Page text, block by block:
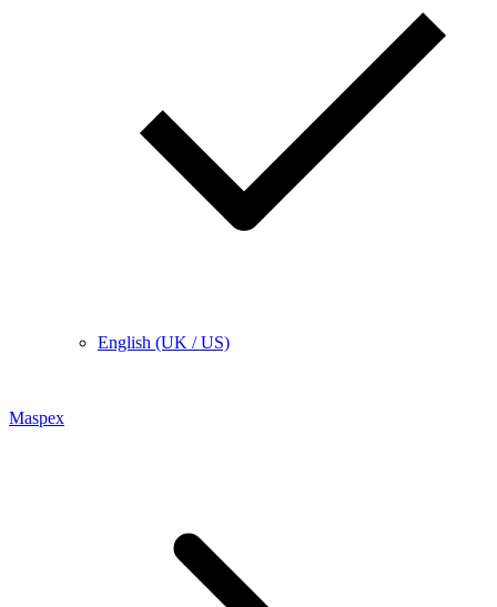
English (UK / US)
Maspex